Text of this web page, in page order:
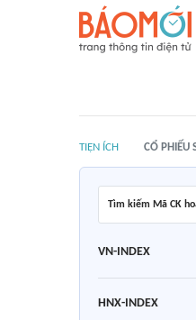
TIỆN ÍCH CỔ PHIẾU
Tìm kiếm Mã CK
VN-INDEX
HNX-INDEX